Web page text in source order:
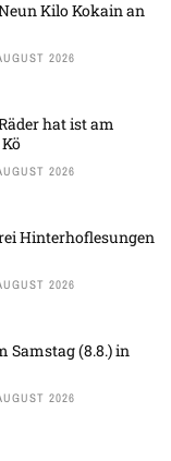
Kilo Kokain an
2026
hat ist am
2026
Hinterhoflesungen
2026
Samstag (8.8.) in
2026